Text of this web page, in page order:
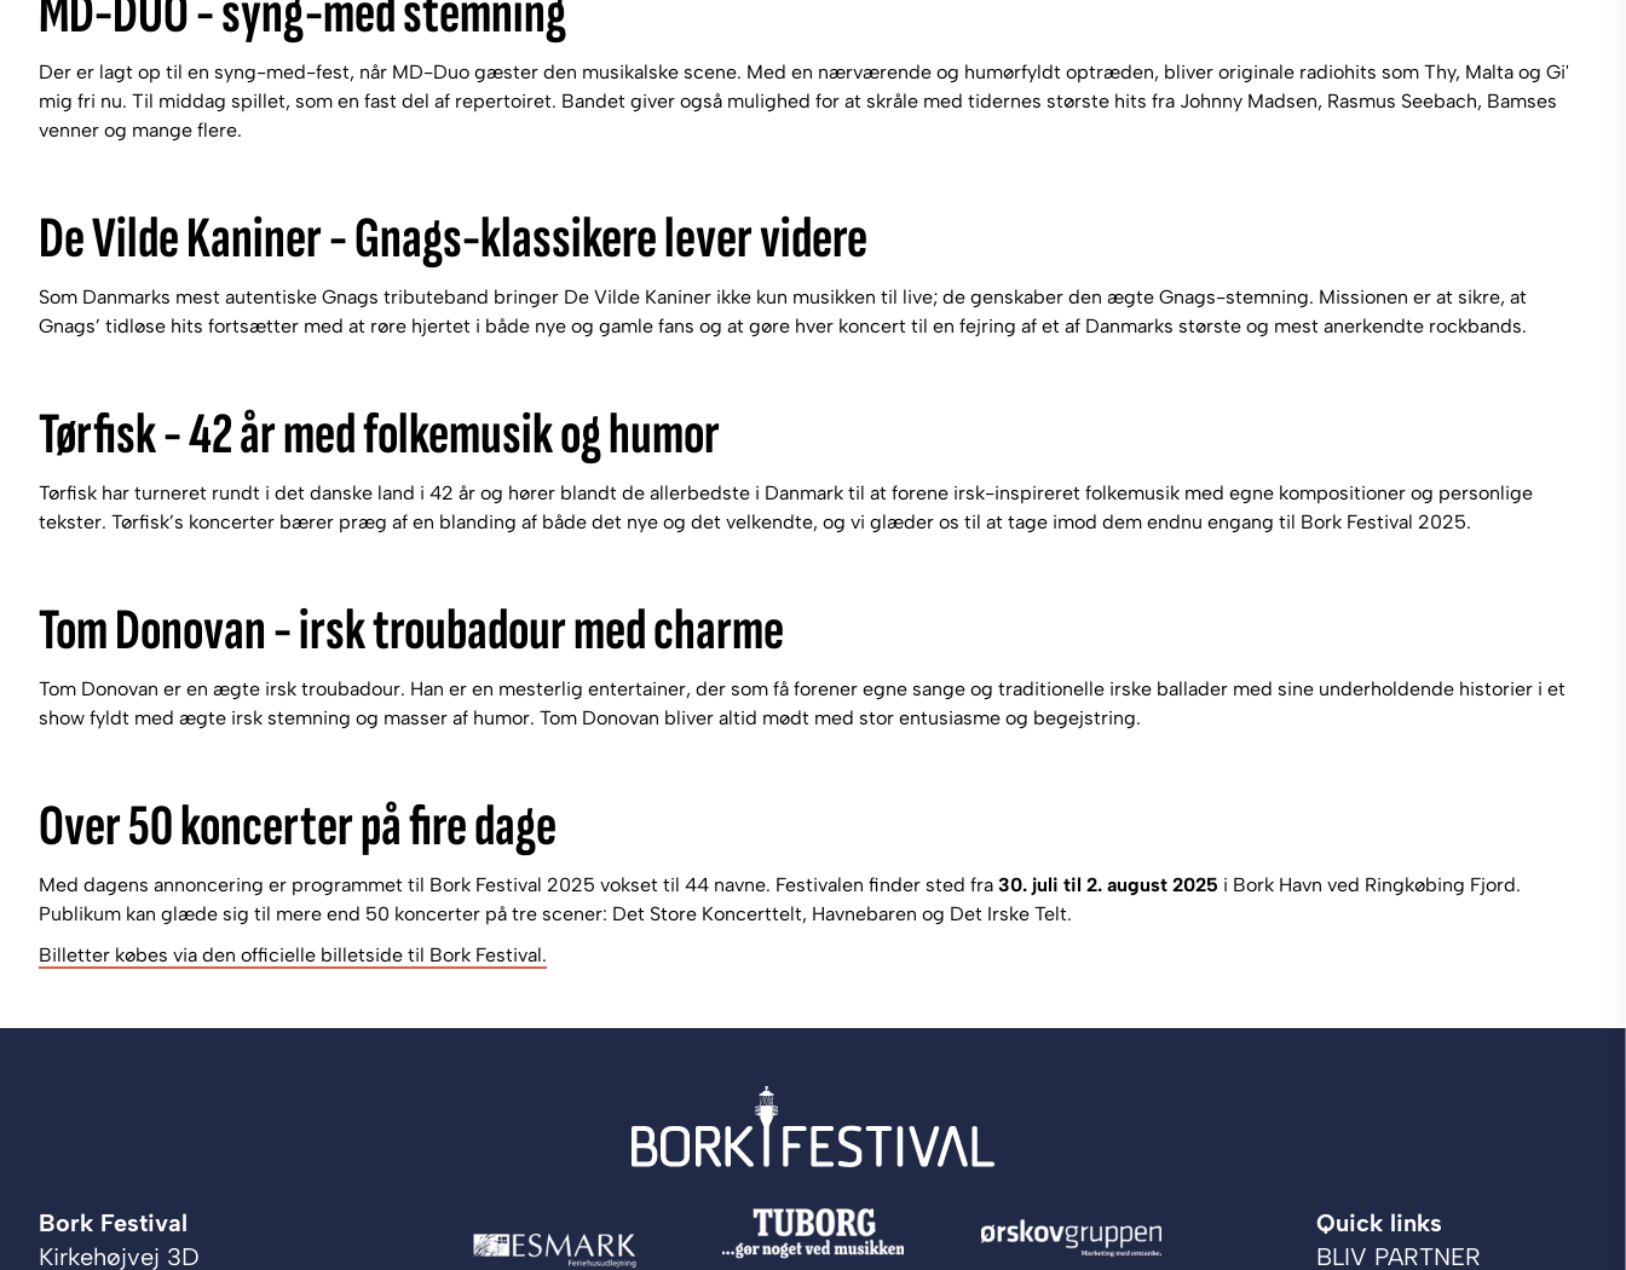
MD-DUO - syng-med stemning
Der er lagt op til en syng-med-fest, når MD-Duo gæster den musikalske scene. Med en nærværende og humørfyldt optræden, bliver originale radiohits som Thy, Malta og Gi'
mig fri nu. Til middag spillet, som en fast del af repertoiret. Bandet giver også mulighed for at skråle med tidernes største hits fra Johnny Madsen, Rasmus Seebach, Bamses
venner og mange flere.
De Vilde Kaniner - Gnags-klassikere lever videre
Som Danmarks mest autentiske Gnags tributeband bringer De Vilde Kaniner ikke kun musikken til live; de genskaber den ægte Gnags-stemning. Missionen er at sikre, at
Gnags’ tidløse hits fortsætter med at røre hjertet i både nye og gamle fans og at gøre hver koncert til en fejring af et af Danmarks største og mest anerkendte rockbands.
Tørfisk - 42 år med folkemusik og humor
Tørfisk har turneret rundt i det danske land i 42 år og hører blandt de allerbedste i Danmark til at forene irsk-inspireret folkemusik med egne kompositioner og personlige
tekster. Tørfisk’s koncerter bærer præg af en blanding af både det nye og det velkendte, og vi glæder os til at tage imod dem endnu engang til Bork Festival 2025.
Tom Donovan - irsk troubadour med charme
Tom Donovan er en ægte irsk troubadour. Han er en mesterlig entertainer, der som få forener egne sange og traditionelle irske ballader med sine underholdende historier i et
show fyldt med ægte irsk stemning og masser af humor. Tom Donovan bliver altid mødt med stor entusiasme og begejstring.
Over 50 koncerter på fire dage
Med dagens annoncering er programmet til Bork Festival 2025 vokset til 44 navne. Festivalen finder sted fra 30. juli til 2. august 2025 i Bork Havn ved Ringkøbing Fjord.
Publikum kan glæde sig til mere end 50 koncerter på tre scener: Det Store Koncerttelt, Havnebaren og Det Irske Telt.
Billetter købes via den officielle billetside til Bork Festival.
Bork Festival
Kirkehøjvej 3D
Quick links
BLIV PARTNER